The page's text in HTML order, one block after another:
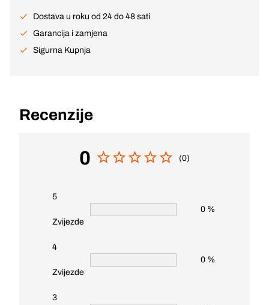
Dostava u roku od 24 do 48 sati
Garancija i zamjena
Sigurna Kupnja
Recenzije
0 (0)
5
Zvijezde
0 %
4
Zvijezde
0 %
3